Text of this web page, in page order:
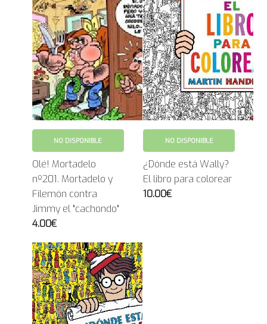
NO DISPONIBLE
Olé! Mortadelo
nº201. Mortadelo y
Filemón contra
Jimmy el "cachondo"
4.00€
NO DISPONIBLE
¿Dónde está Wally?
El libro para colorear
10.00€